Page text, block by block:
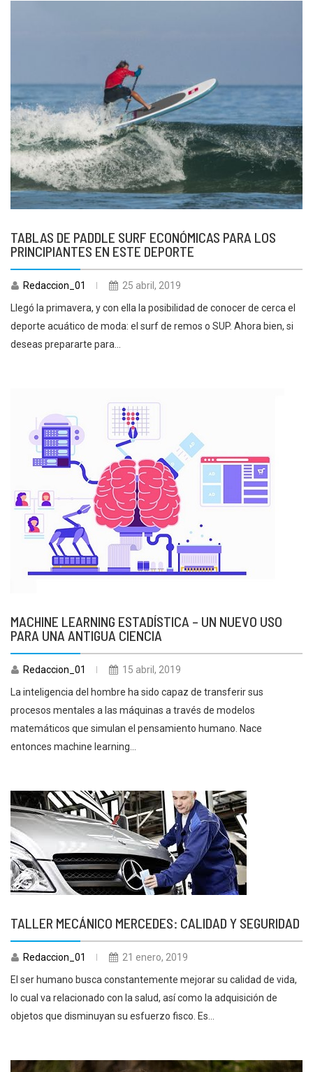
TABLAS DE PADDLE SURF ECONÓMICAS PARA LOS
PRINCIPIANTES EN ESTE DEPORTE
Redaccion_01
25 abril, 2019
Llegó la primavera, y con ella la posibilidad de conocer de cerca el
deporte acuático de moda: el surf de remos o SUP. Ahora bien, si
deseas prepararte para...
MACHINE LEARNING ESTADÍSTICA – UN NUEVO USO
PARA UNA ANTIGUA CIENCIA
Redaccion_01
15 abril, 2019
La inteligencia del hombre ha sido capaz de transferir sus
procesos mentales a las máquinas a través de modelos
matemáticos que simulan el pensamiento humano. Nace
entonces machine learning...
TALLER MECÁNICO MERCEDES: CALIDAD Y SEGURIDAD
Redaccion_01
21 enero, 2019
El ser humano busca constantemente mejorar su calidad de vida,
lo cual va relacionado con la salud, así como la adquisición de
objetos que disminuyan su esfuerzo fisco. Es...